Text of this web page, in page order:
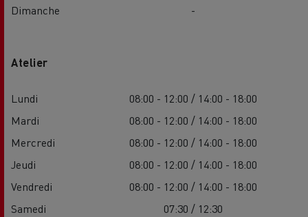
Dimanche
-
Atelier
Lundi
08:00 - 12:00 / 14:00 - 18:00
Mardi
08:00 - 12:00 / 14:00 - 18:00
Mercredi
08:00 - 12:00 / 14:00 - 18:00
Jeudi
08:00 - 12:00 / 14:00 - 18:00
Vendredi
08:00 - 12:00 / 14:00 - 18:00
Samedi
07:30 / 12:30